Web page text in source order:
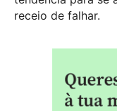
receio de falhar.